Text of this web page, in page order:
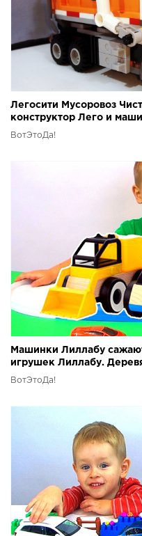
Легосити Мусоровоз
конструктор Лего и
ВотЭтоДа!
Машинки Лиллабу
игрушек Лиллабу.
ВотЭтоДа!